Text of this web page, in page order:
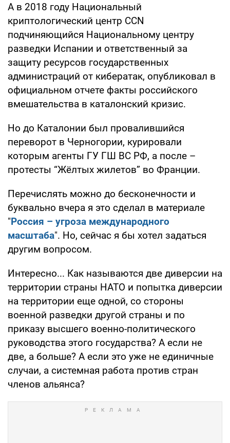
А в 2018 году Национальный
криптологический центр CCN
подчиняющийся Национальному центру
разведки Испании и ответственный за
защиту ресурсов государственных
администраций от кибератак, опубликовал в
официальном отчете факты российского
вмешательства в каталонский кризис.
Но до Каталонии был провалившийся
переворот в Черногории, курировали
которым агенты ГУ ГШ ВС РФ, а после –
протесты “Жёлтых жилетов” во Франции.
Перечислять можно до бесконечности и
буквально вчера я это сделал в материале
"Россия – угроза международного
масштаба". Но, сейчас я бы хотел задаться
другим вопросом.
Интересно... Как называются две диверсии на
территории страны НАТО и попытка диверсии
на территории еще одной, со стороны
военной разведки другой страны и по
приказу высшего военно-политического
руководства этого государства? А если не
две, а больше? А если это уже не единичные
случаи, а системная работа против стран
членов альянса?